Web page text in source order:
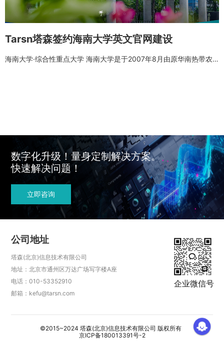
Tarsn塔森签约海南大学英文官网建设
海南大学·综合性重点大学 海南大学是于2007年8月由原华南热带农业大学与原海南大学合并组建而成的综合性重点大学，是教育部和海南省人民政府部省合建高校。
数字化升级！量身定制解决方案。
快速解决问题！
立即咨询
公司地址
塔森(北京)信息技术有限公司
地址：北京市通州区万达广场写字楼A座
电话：010-53352910
邮箱：kefu@tarsn.com
企业微信号
©2015~2024 塔森(北京)信息技术有限公司 版权所有
京ICP备180013391号-2